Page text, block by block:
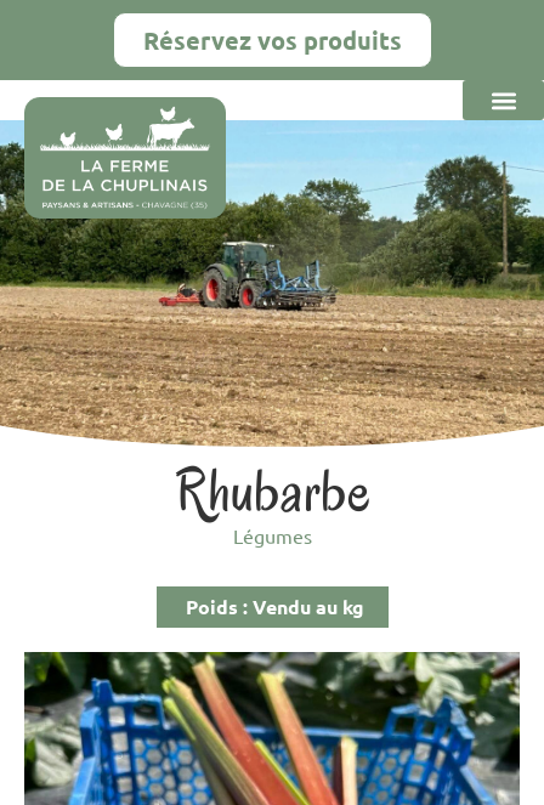
Réservez vos produits
Rhubarbe
Légumes
Poids : Vendu au kg